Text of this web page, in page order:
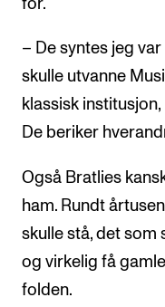
for.
– De syntes jeg
skulle utvanne
klassisk
De beriker
Også Bratlies
ham. Rundt
skulle stå, det som
og virkelig få
folden.